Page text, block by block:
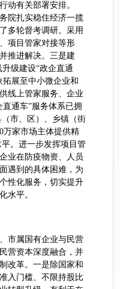
动有关部署安排。
院扎实稳住经济一揽
多轮督考调研。采用
项目管家对接等形
推进解决。三是建
级建设“政企直通
展至中小微企业和
线上管家服务、企业
通车”服务体系已拥
市、区）、乡镇（街
万家市场主体提供精
。进一步发挥项目管
业在防疫物资、人员
遇到的具体困难，为
性化服务，切实提升
水平。
属国有企业与民营
营资本深度融合，并
改革。一是除国家和
入门槛、不限持股比